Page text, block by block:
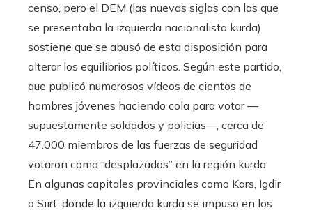
censo, pero el DEM (las nuevas siglas con las que
se presentaba la izquierda nacionalista kurda)
sostiene que se abusó de esta disposición para
alterar los equilibrios políticos. Según este partido,
que publicó numerosos vídeos de cientos de
hombres jóvenes haciendo cola para votar —
supuestamente soldados y policías—, cerca de
47.000 miembros de las fuerzas de seguridad
votaron como “desplazados” en la región kurda.
En algunas capitales provinciales como Kars, Igdir
o Siirt, donde la izquierda kurda se impuso en los